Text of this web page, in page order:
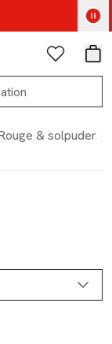
Favoriter
& solpuder